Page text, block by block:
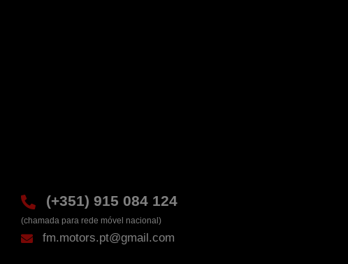
(+351) 915 084 124
(chamada para rede móvel nacional)
fm.motors.pt@gmail.com